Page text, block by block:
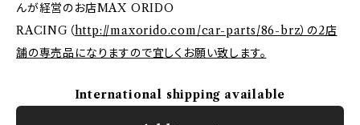
んが経営のお店MAX ORIDO
RACING（http://maxorido.com/car-parts/86-brz）の2店
舗の専売品になりますので宜しくお願い致します。
International shipping available